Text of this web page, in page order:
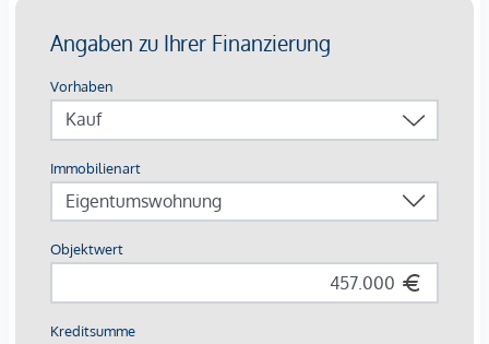
Highlights auf einen Blick
Europas erstes Stadtquartier in Holzbauweise
CO²-neutrale Energieversorgung durch Geothermie &
253 Wohnungen von 34 – 108 m²
Jede Einheit mit Außenfläche
Perfekte Innenstadtlage mit Natur, Kultur und Kulinarik